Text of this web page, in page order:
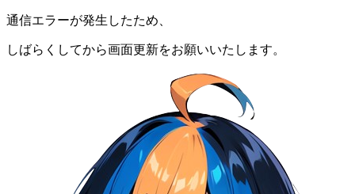
通信エラーが発生したため、
しばらくしてから画面更新をお願いいたします。